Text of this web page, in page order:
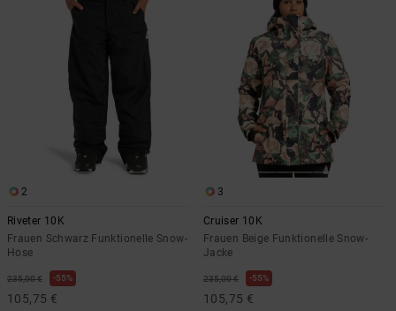
2
Riveter 10K
Frauen Schwarz Funktionelle Snow-
Hose
235,00 € 55%
105,75 €
3
Cruiser 10K
Frauen Beige Funktionelle Snow-
Jacke
235,00 € 55%
105,75 €